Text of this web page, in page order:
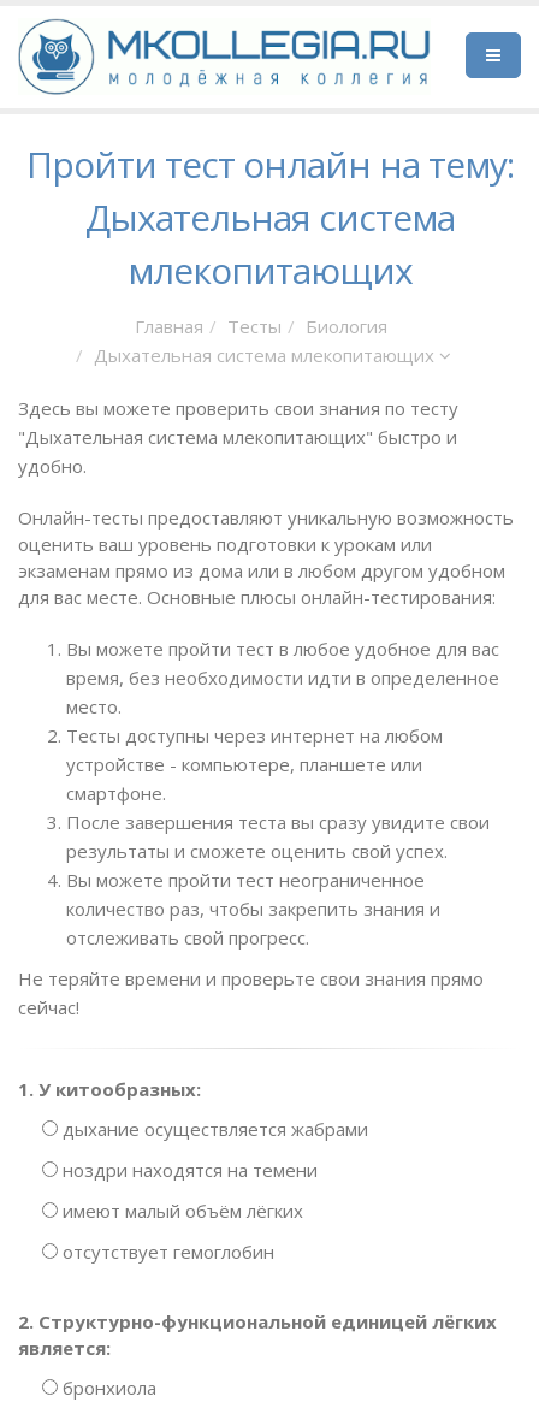
Пройти тест онлайн на тему:
Дыхательная система
млекопитающих
Главная Тесты
Биология
Дыхательная система млекопитающих
Здесь вы можете проверить свои знания по тесту
"Дыхательная система млекопитающих" быстро и
удобно.
Онлайн-тесты предоставляют уникальную возможность
оценить ваш уровень подготовки к урокам или
экзаменам прямо из дома или в любом другом удобном
для вас месте. Основные плюсы онлайн-тестирования:
Вы можете пройти тест в любое удобное для вас
время, без необходимости идти в определенное
место.
Тесты доступны через интернет на любом
устройстве - компьютере, планшете или
смартфоне.
После завершения теста вы сразу увидите свои
результаты и сможете оценить свой успех.
Вы можете пройти тест неограниченное
количество раз, чтобы закрепить знания и
отслеживать свой прогресс.
Не теряйте времени и проверьте свои знания прямо
сейчас!
1. У китообразных:
дыхание осуществляется жабрами
ноздри находятся на темени
имеют малый объём лёгких
отсутствует гемоглобин
2. Структурно-функциональной единицей лёгких
является:
бронхиола